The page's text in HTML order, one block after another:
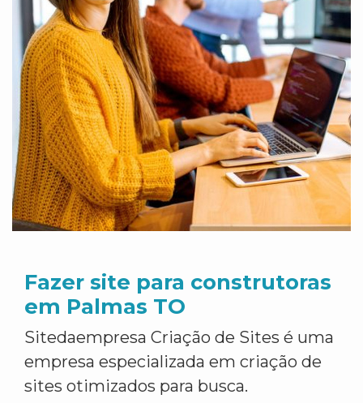
Fazer site para construtoras
em Palmas TO
Sitedaempresa Criação de Sites é uma
empresa especializada em criação de
sites otimizados para busca.